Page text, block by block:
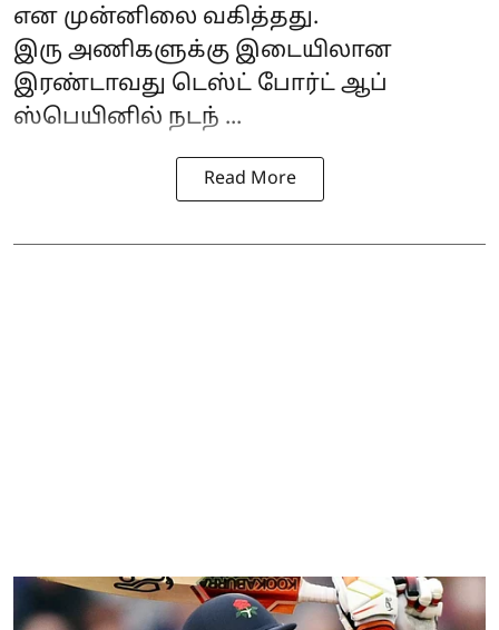
என முன்னிலை வகித்தது.
இரு அணிகளுக்கு இடையிலான
இரண்டாவது டெஸ்ட் போர்ட் ஆப்
ஸ்பெயினில் நடந் ...
Read More